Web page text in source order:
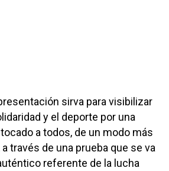
sirva para visibilizar
y el deporte por una
a todos, de un modo más
través de una prueba que se va
referente de la lucha